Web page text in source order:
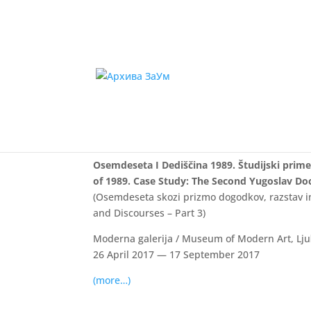
Osemdeseta I
Jugoslovanski
Osemdeseta I Dediščina 1989. Študijski
of 1989. Case Study: The Second Yugoslav
(Osemdeseta skozi prizmo dogodkov,
and Discourses – Part 3)
Moderna galerija / Museum of Modern Art,
26 April 2017 — 17 September 2017
(more…)